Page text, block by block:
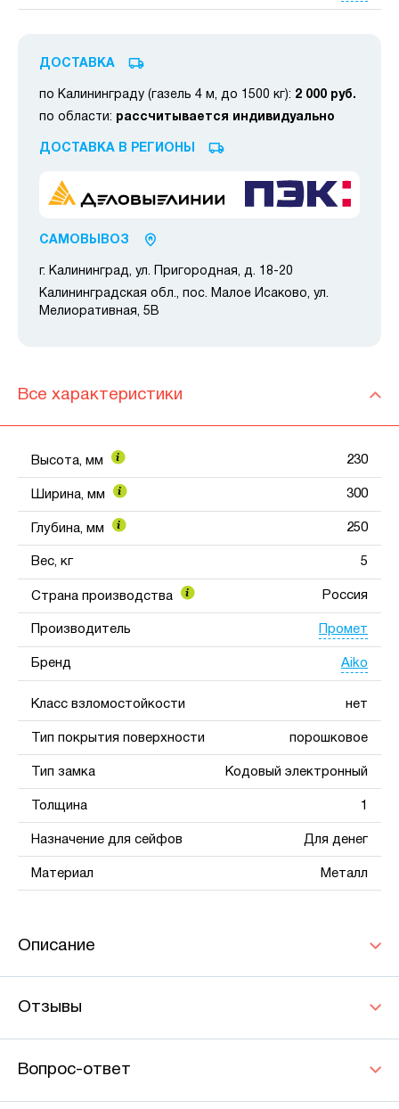
ДОСТАВКА
по Калининграду (газель 4 м, до 1500 кг): 2 000 руб.
по области: рассчитывается индивидуально
ДОСТАВКА В РЕГИОНЫ
САМОВЫВОЗ
г. Калининград, ул. Пригородная, д. 18-20
Калининградская обл., пос. Малое Исаково, ул.
Мелиоративная, 5В
Все характеристики
Высота, мм 230
Ширина, мм 300
Глубина, мм 250
Вес, кг 5
Страна производства Россия
Производитель Промет
Бренд Aiko
Класс взломостойкости нет
Тип покрытия поверхности порошковое
Тип замка Кодовый электронный
Толщина 1
Назначение для сейфов Для денег
Материал Металл
Описание
Отзывы
Вопрос-ответ